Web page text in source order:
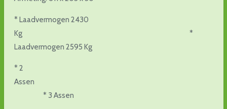
* Laadvermogen 2430
Kg *
Laadvermogen 2595 Kg
* 2
Assen
* 3 Assen